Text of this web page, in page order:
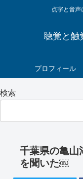
点字と音
聴覚と触
プロフィール
検索
千葉県の亀山
を聞いた￼